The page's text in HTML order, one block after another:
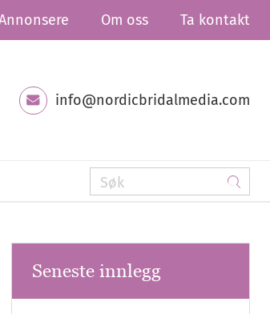
Om oss Ta kontakt
info@nordicbridalmedia.com
Seneste innlegg